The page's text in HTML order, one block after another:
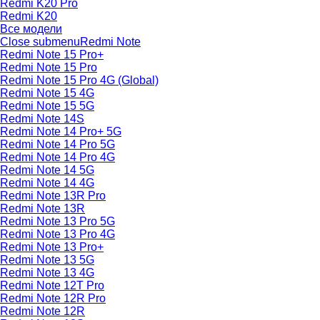
Redmi K20 Pro
Redmi K20
Все модели
Close submenuRedmi Note
Redmi Note 15 Pro+
Redmi Note 15 Pro
Redmi Note 15 Pro 4G (Global)
Redmi Note 15 4G
Redmi Note 15 5G
Redmi Note 14S
Redmi Note 14 Pro+ 5G
Redmi Note 14 Pro 5G
Redmi Note 14 Pro 4G
Redmi Note 14 5G
Redmi Note 14 4G
Redmi Note 13R Pro
Redmi Note 13R
Redmi Note 13 Pro 5G
Redmi Note 13 Pro 4G
Redmi Note 13 Pro+
Redmi Note 13 5G
Redmi Note 13 4G
Redmi Note 12T Pro
Redmi Note 12R Pro
Redmi Note 12R